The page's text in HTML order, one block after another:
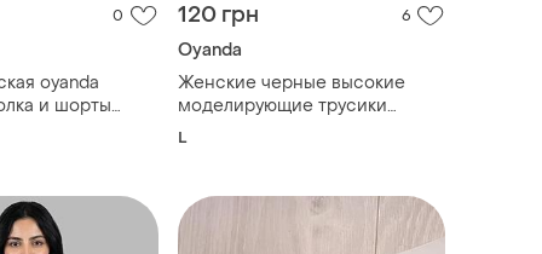
0
oyanda
и шорты
xl
120 грн 6
Oyanda
Женские черные высокие
моделирующие трусики
oyanda
L